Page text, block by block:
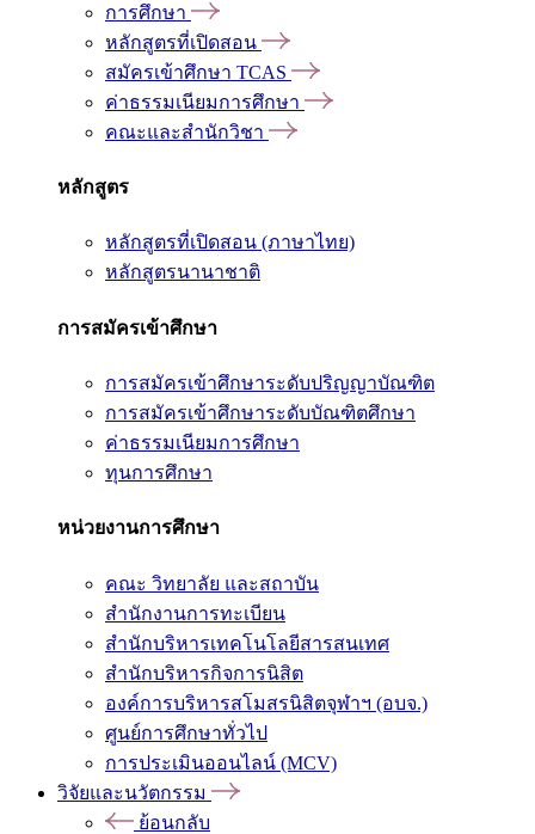
การศึกษา
หลักสูตรที่เปิดสอน
สมัครเข้าศึกษา TCAS
ค่าธรรมเนียมการศึกษา
คณะและสำนักวิชา
หลักสูตร
หลักสูตรที่เปิดสอน (ภาษาไทย)
หลักสูตรนานาชาติ
การสมัครเข้าศึกษา
การสมัครเข้าศึกษาระดับปริญญาบัณฑิต
การสมัครเข้าศึกษาระดับบัณฑิตศึกษา
ค่าธรรมเนียมการศึกษา
ทุนการศึกษา
หน่วยงานการศึกษา
คณะ วิทยาลัย และสถาบัน
สำนักงานการทะเบียน
สำนักบริหารเทคโนโลยีสารสนเทศ
สำนักบริหารกิจการนิสิต
องค์การบริหารสโมสรนิสิตจุฬาฯ (อบจ.)
ศูนย์การศึกษาทั่วไป
การประเมินออนไลน์ (MCV)
วิจัยและนวัตกรรม
ย้อนกลับ